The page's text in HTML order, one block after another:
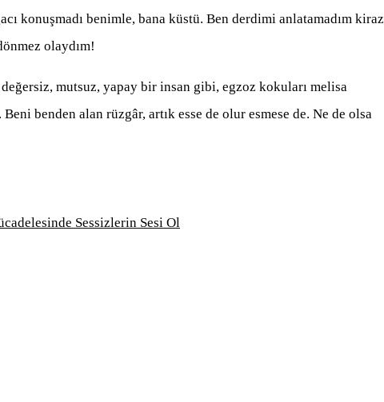
konuşmadı benimle, bana küstü. Ben derdimi anlatamadım kiraz
olaydım!
mutsuz, yapay bir insan gibi, egzoz kokuları melisa
benden alan rüzgâr, artık esse de olur esmese de. Ne de olsa
Sessizlerin Sesi Ol